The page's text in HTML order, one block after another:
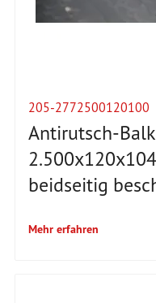
205-2772500120100
Antirutsch-
beidseitig
Mehr erfahren